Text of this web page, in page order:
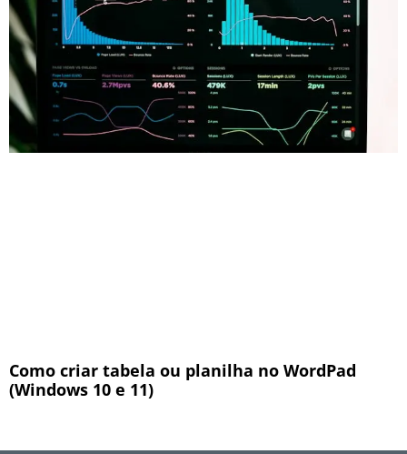
Como criar tabela ou planilha no WordPad
(Windows 10 e 11)